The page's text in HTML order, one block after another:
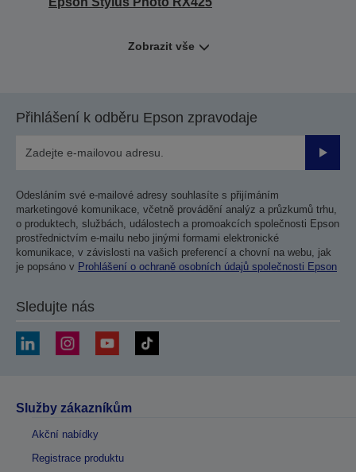
Zobrazit vše
Přihlášení k odběru Epson zpravodaje
Odesláním své e-mailové adresy souhlasíte s přijímáním
marketingové komunikace, včetně provádění analýz a průzkumů trhu,
o produktech, službách, událostech a promoakcích společnosti Epson
prostřednictvím e-mailu nebo jinými formami elektronické
komunikace, v závislosti na vašich preferencí a chovní na webu, jak
je popsáno v Prohlášení o ochraně osobních údajů společnosti Epson
Sledujte nás
Služby zákazníkům
Akční nabídky
Registrace produktu